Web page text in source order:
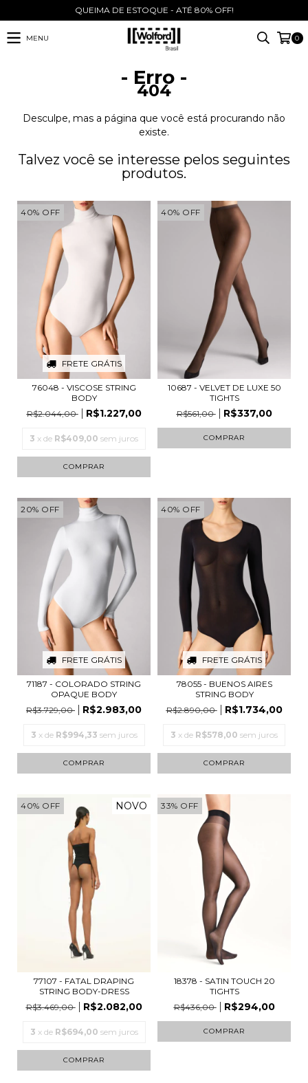
QUEIMA DE ESTOQUE - ATÉ 80% OFF!
MENU 0
- Erro -
404
Desculpe, mas a página que você está procurando não
existe.
Talvez você se interesse pelos seguintes
produtos.
40% OFF
FRETE GRÁTIS
76048 - VISCOSE STRING
BODY
R$2.044,00
R$1.227,00
3 x de R$409,00 sem juros
COMPRAR
40% OFF
10687 - VELVET DE LUXE 50
TIGHTS
R$561,00
R$337,00
COMPRAR
20% OFF
FRETE GRÁTIS
71187 - COLORADO STRING
OPAQUE BODY
R$3.729,00
R$2.983,00
3 x de R$994,33 sem juros
COMPRAR
40% OFF
FRETE GRÁTIS
78055 - BUENOS AIRES
STRING BODY
R$2.890,00
R$1.734,00
3 x de R$578,00 sem juros
COMPRAR
40% OFF NOVO
77107 - FATAL DRAPING
STRING BODY-DRESS
R$3.469,00
R$2.082,00
3 x de R$694,00 sem juros
COMPRAR
33% OFF
18378 - SATIN TOUCH 20
TIGHTS
R$436,00
R$294,00
COMPRAR